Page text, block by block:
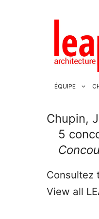
ÉQUIPE
Chupin,
5
Consultez
View all